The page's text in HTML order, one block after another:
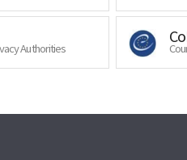
Authorities